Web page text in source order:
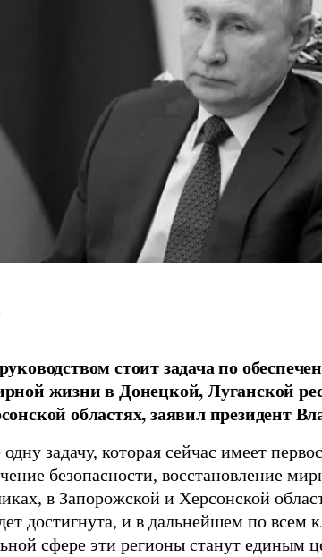
стоит задача по
жизни в Донецкой, Луганской
областях, заявил президент
задачу, которая сейчас имеет
безопасности, восстановление
в Запорожской и Херсонской
достигнута, и в дальнейшем по всем
сфере эти регионы станут единым